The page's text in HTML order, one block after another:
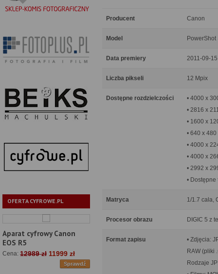
OFERTA CYFROWE.PL
Aparat cyfrowy Canon
EOS R5
Cena: 12989 zł 11999 zł
Sprawdź
Producent Canon
Model PowerShot
Data premiery 2011-09-15
Liczba pikseli 12 Mpix
Dostępne rozdzielczości
• 4000 x
• 2816 x
• 1600 x
• 640 x 480
• 4000 x
• 4000 x
• 2992 x
•
Matryca 1/1.7 cala,
Procesor obrazu DIGIC 5 z
Format zapisu
• Zdjęcia:
RAW (pliki
Rodzaje